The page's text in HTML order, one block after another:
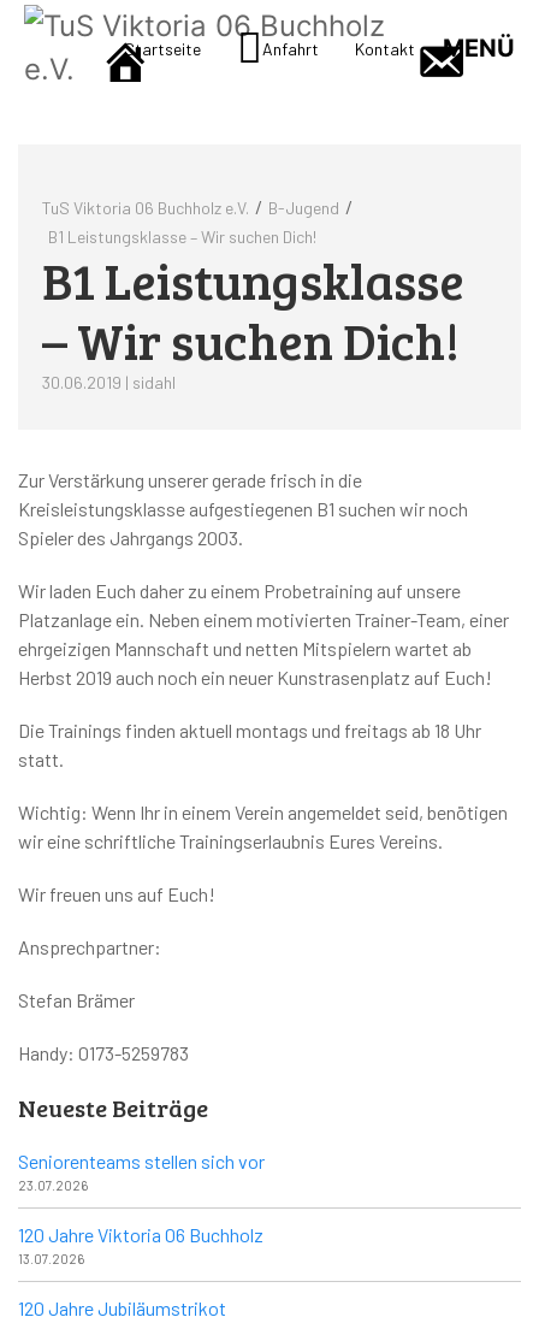
Startseite Anfahrt Kontakt MENÜ
TuS Viktoria 06 Buchholz e.V. / B-Jugend /
B1 Leistungsklasse – Wir suchen Dich!
B1 Leistungsklasse
– Wir suchen Dich!
30.06.2019 | sidahl
Zur Verstärkung unserer gerade frisch in die
Kreisleistungsklasse aufgestiegenen B1 suchen wir noch
Spieler des Jahrgangs 2003.
Wir laden Euch daher zu einem Probetraining auf unsere
Platzanlage ein. Neben einem motivierten Trainer-Team, einer
ehrgeizigen Mannschaft und netten Mitspielern wartet ab
Herbst 2019 auch noch ein neuer Kunstrasenplatz auf Euch!
Die Trainings finden aktuell montags und freitags ab 18 Uhr
statt.
Wichtig: Wenn Ihr in einem Verein angemeldet seid, benötigen
wir eine schriftliche Trainingserlaubnis Eures Vereins.
Wir freuen uns auf Euch!
Ansprechpartner:
Stefan Brämer
Handy: 0173-5259783
Neueste Beiträge
Seniorenteams stellen sich vor
23.07.2026
120 Jahre Viktoria 06 Buchholz
13.07.2026
120 Jahre Jubiläumstrikot